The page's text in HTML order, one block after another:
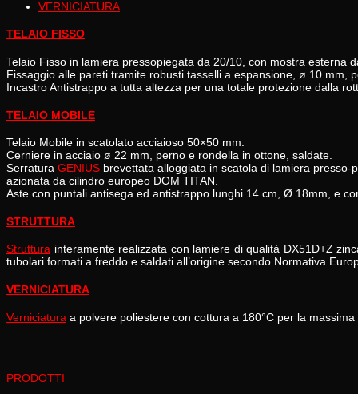
VERNICIATURA
TELAIO FISSO
Telaio Fisso in lamiera pressopiegata da 20/10, con mostra esterna
Fissaggio alle pareti tramite robusti tasselli a espansione, ø 10 mm,
Incastro Antistrappo a tutta altezza per una totale protezione dalla
TELAIO MOBILE
Telaio Mobile in scatolato acciaioso 50×50 mm.
Cerniere in acciaio ø 22 mm, perno e rondella in ottone, saldate.
Serratura GENIUS brevettata alloggiata in scatola di lamiera presso-
azionata da cilindro europeo DOM TITAN.
Aste con puntali antisega ed antistrappo lunghi 14 cm, Ø 18mm, e
STRUTTURA
Struttura interamente realizzata con lamiere di qualità DX51D+Z
tubolari formati a freddo e saldati all’origine secondo Normativa
VERNICIATURA
Verniciatura a polvere poliestere con cottura a 180°C per la
PRODOTTI